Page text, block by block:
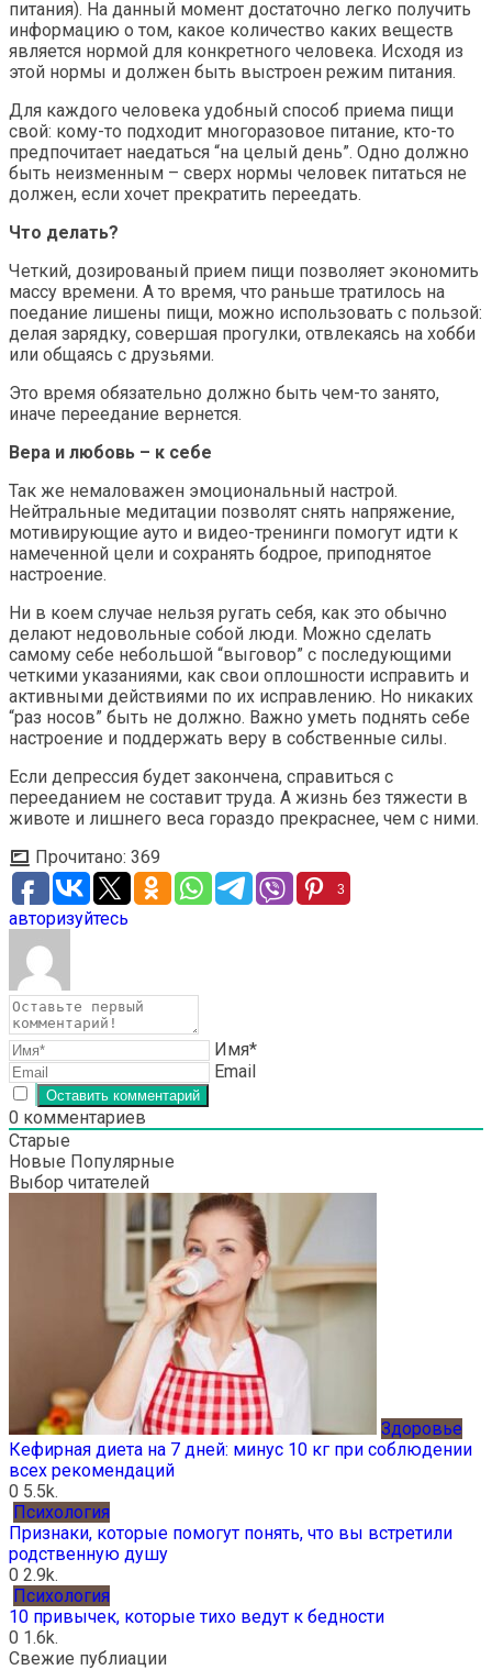
питания). На данный момент достаточно легко получить
информацию о том, какое количество каких веществ
является нормой для конкретного человека. Исходя из
этой нормы и должен быть выстроен режим питания.
Для каждого человека удобный способ приема пищи
свой: кому-то подходит многоразовое питание, кто-то
предпочитает наедаться “на целый день”. Одно должно
быть неизменным – сверх нормы человек питаться не
должен, если хочет прекратить переедать.
Что делать?
Четкий, дозированый прием пищи позволяет экономить
массу времени. А то время, что раньше тратилось на
поедание лишены пищи, можно использовать с пользой:
делая зарядку, совершая прогулки, отвлекаясь на хобби
или общаясь с друзьями.
Это время обязательно должно быть чем-то занято,
иначе переедание вернется.
Вера и любовь – к себе
Так же немаловажен эмоциональный настрой.
Нейтральные медитации позволят снять напряжение,
мотивирующие ауто и видео-тренинги помогут идти к
намеченной цели и сохранять бодрое, приподнятое
настроение.
Ни в коем случае нельзя ругать себя, как это обычно
делают недовольные собой люди. Можно сделать
самому себе небольшой “выговор” с последующими
четкими указаниями, как свои оплошности исправить и
активными действиями по их исправлению. Но никаких
“раз носов” быть не должно. Важно уметь поднять себе
настроение и поддержать веру в собственные силы.
Если депрессия будет закончена, справиться с
перееданием не составит труда. А жизнь без тяжести в
животе и лишнего веса гораздо прекраснее, чем с ними.
Прочитано: 369
3
авторизуйтесь
Имя*
Email
0 комментариев
Старые
Новые Популярные
Выбор читателей
Здоровье
Кефирная диета на 7 дней: минус 10 кг при соблюдении
всех рекомендаций
0 5.5k.
Психология
Признаки, которые помогут понять, что вы встретили
родственную душу
0 2.9k.
Психология
10 привычек, которые тихо ведут к бедности
0 1.6k.
Свежие публиации